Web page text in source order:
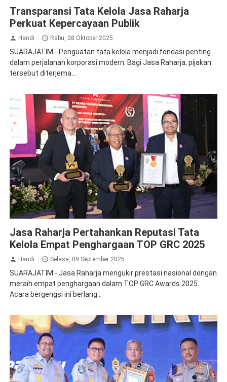
Transparansi Tata Kelola Jasa Raharja
Perkuat Kepercayaan Publik
Handi Rabu, 08 Oktober 2025
SUARAJATIM - Penguatan tata kelola menjadi fondasi penting
dalam perjalanan korporasi modern. Bagi Jasa Raharja, pijakan
tersebut diterjema...
Jasa Raharja Pertahankan Reputasi Tata
Kelola Empat Penghargaan TOP GRC 2025
Handi Selasa, 09 September 2025
SUARAJATIM - Jasa Raharja mengukir prestasi nasional dengan
meraih empat penghargaan dalam TOP GRC Awards 2025.
Acara bergengsi ini berlang...